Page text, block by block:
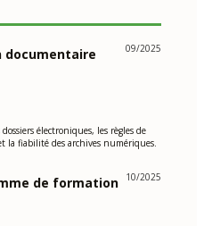
documentaire
09/2025
électroniques, les règles de
la fiabilité des archives numériques.
de formation
10/2025